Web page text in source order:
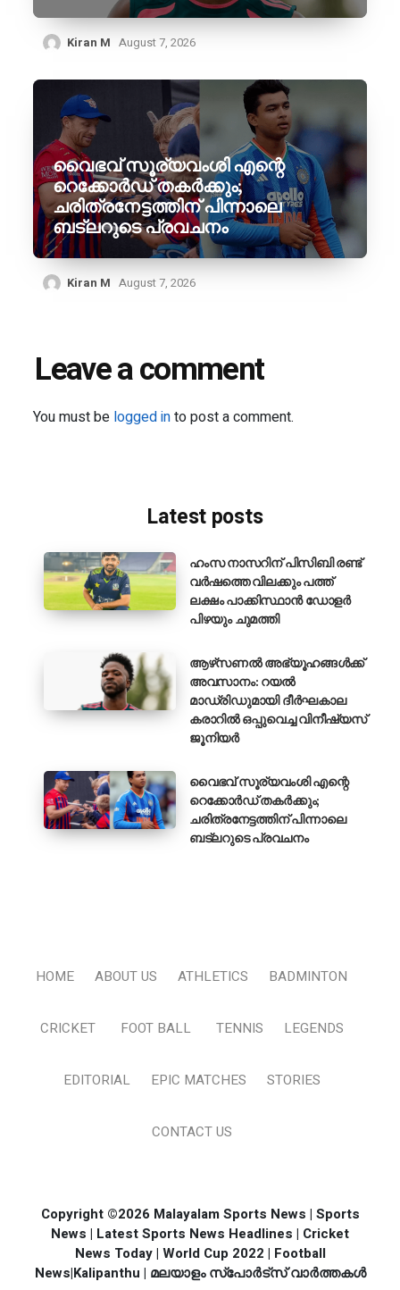
Kiran M August 7, 2026
വൈഭവ് സൂര്യവംശി എന്റെ
റെക്കോർഡ് തകർക്കും;
ചരിത്രനേട്ടത്തിന് പിന്നാലെ
ബട്‌ലറുടെ പ്രവചനം
Kiran M August 7, 2026
Leave a comment
You must be logged into post a comment.
Latest posts
ഹംസ നാസറിന് പിസിബി രണ്ട്
വർഷത്തെ വിലക്കും പത്ത്
ലക്ഷം പാക്കിസ്ഥാൻ ഡോളർ
പിഴയും ചുമത്തി
ആഴ്‌സണൽ അഭ്യൂഹങ്ങൾക്ക്
അവസാനം: റയൽ
മാഡ്രിഡുമായി ദീർഘകാല
കരാറിൽ ഒപ്പുവെച്ച വിനീഷ്യസ്
ജൂനിയർ
വൈഭവ് സൂര്യവംശി എന്റെ
റെക്കോർഡ് തകർക്കും;
ചരിത്രനേട്ടത്തിന് പിന്നാലെ
ബട്‌ലറുടെ പ്രവചനം
HOME ABOUT US ATHLETICS BADMINTON
CRICKET FOOT BALL TENNIS LEGENDS
EDITORIAL EPIC MATCHES STORIES
CONTACT US
Copyright ©2026 Malayalam Sports News | Sports
News | Latest Sports News Headlines | Cricket
News Today | World Cup 2022 | Football
News|Kalipanthu | മലയാളം സ്പോര്‍ട്സ് വാര്‍ത്തകള്‍